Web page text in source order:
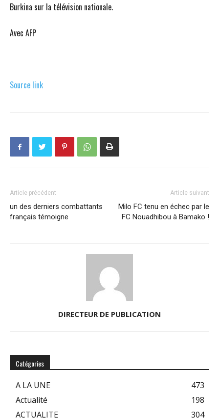
Burkina sur la télévision nationale.
Avec AFP
Source link
Article précédent
un des derniers combattants
français témoigne
Article suivant
Milo FC tenu en échec par le
FC Nouadhibou à Bamako !
DIRECTEUR DE PUBLICATION
Catégories
A LA UNE
473
Actualité
198
ACTUALITE
304